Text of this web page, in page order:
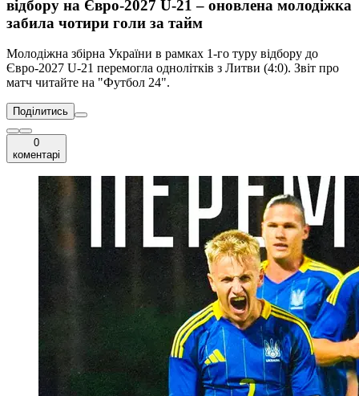
відбору на Євро-2027 U-21 – оновлена молодіжка
забила чотири голи за тайм
Молодіжна збірна України в рамках 1-го туру відбору до
Євро-2027 U-21 перемогла однолітків з Литви (4:0). Звіт про
матч читайте на "Футбол 24".
Поділитись
0
коментарі